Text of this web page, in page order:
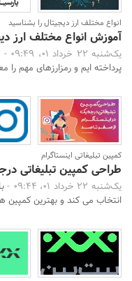
انواع مختلف ارز دیجیتال را بشناسید
آموزش انواع مختلف ارز
یک‌شنبه 22 خرداد 01، 09:49 -
پرداخته ایم و رمزارزهای مهم
کمپین تبلیغاتی اینستاگرام
طراحی کمپین تبلیغاتی
یک‌شنبه 22 خرداد 01، 09:44 -
انتخاب می کند و بهترین کمپین